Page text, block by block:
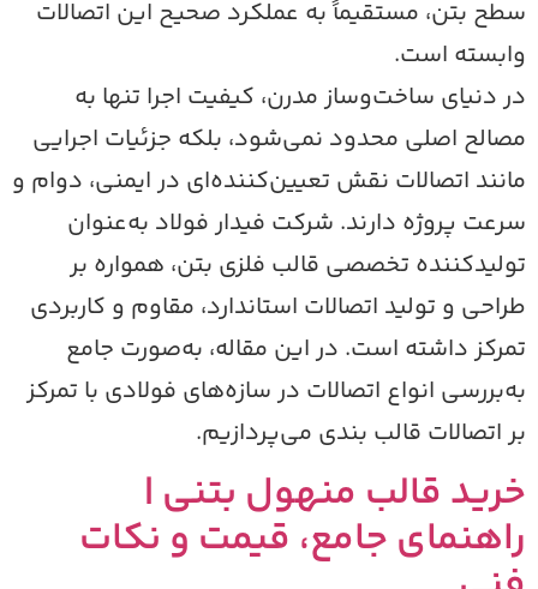
بتن، مستقیماً به عملکرد صحیح این اتصالات
است.
دنیای ساخت‌وساز مدرن، کیفیت اجرا تنها به
اصلی محدود نمی‌شود، بلکه جزئیات اجرایی
اتصالات نقش تعیین‌کننده‌ای در ایمنی، دوام و
پروژه دارند. شرکت فیدار فولاد به‌عنوان
تخصصی قالب فلزی بتن، همواره بر
و تولید اتصالات استاندارد، مقاوم و کاربردی
داشته است. در این مقاله، به‌صورت جامع
انواع اتصالات در سازه‌های فولادی با تمرکز
اتصالات قالب بندی می‌پردازیم.
قالب منهول بتنی |
جامع، قیمت و نکات